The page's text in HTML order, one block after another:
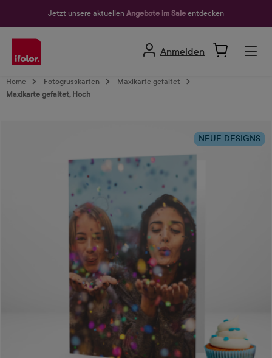
Jetzt unsere aktuellen Angebote im Sale entdecken
Anmelden
Home Fotogrusskarten
Maxikarte gefaltet
Maxikarte gefaltet, Hoch
NEUE DESIGNS